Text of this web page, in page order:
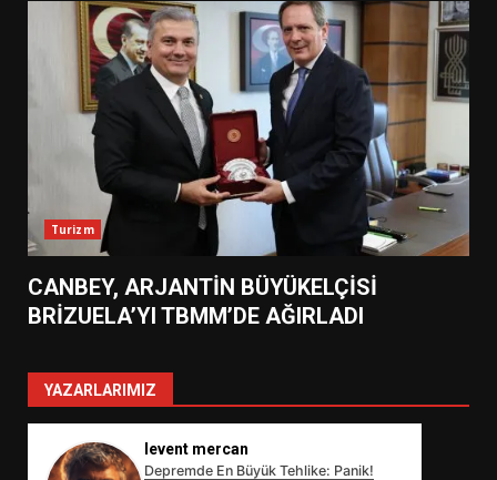
Turizm
CANBEY, ARJANTİN BÜYÜKELÇİSİ
BRİZUELA’YI TBMM’DE AĞIRLADI
YAZARLARIMIZ
levent mercan
Depremde En Büyük Tehlike: Panik!